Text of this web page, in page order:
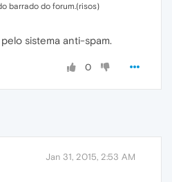
barrado do forum.(risos)
sistema anti-spam.
0
Jan 31, 2015, 2:53 AM